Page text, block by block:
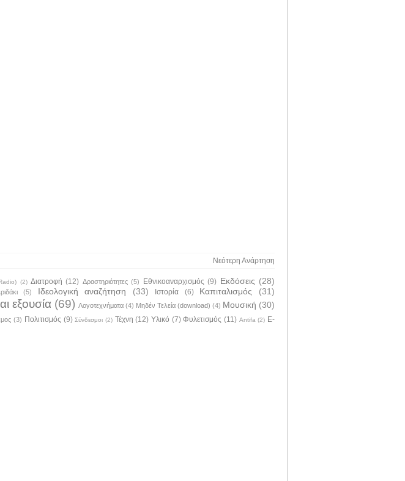
Νεότερη Ανάρτηση
(2) Διατροφή (12) Δραστηριότητες (5) Εθνικοαναρχισμός (9) Εκδόσεις (28)
(5) Ιδεολογική αναζήτηση (33) Ιστορία (6) Καπιταλισμός
(31)
εξουσία (69) Λογοτεχνήματα (4) Μηδέν Τελεία (download) (4) Μουσική (30)
(3) Πολιτισμός (9) Σύνδεσμοι (2) Τέχνη (12) Υλικό (7) Φυλετισμός (11) Antifa (2) E-